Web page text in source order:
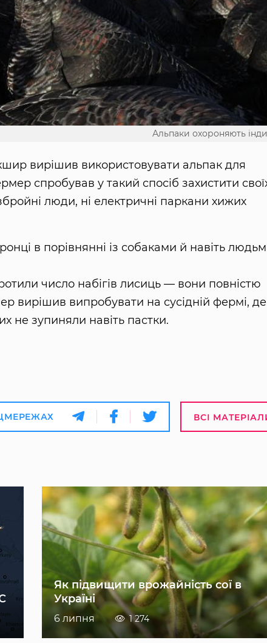
Альпаки охороняють
вирішив використовувати альпак для
спробував у такий спосіб захистити
збройні люди, ні електричні паркани хижих
в порівнянні із собаками й навіть
число набігів лисиць — вони повністю
вирішив випробувати на сусідній фермі, де
не зупиняли навіть пастки.
ВСІ
Як підвищити врожайність сої в
Україні
6 липня 1 274